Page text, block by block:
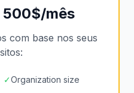
mês
com base nos seus
✓Organization size